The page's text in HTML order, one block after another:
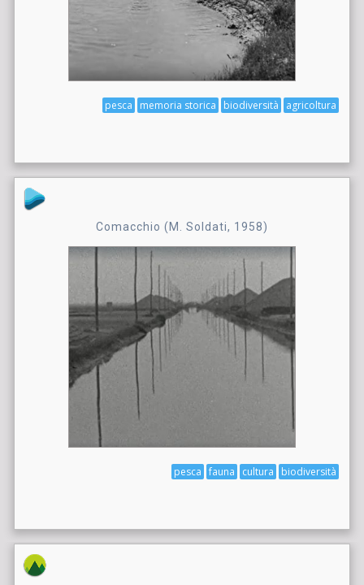
agricoltura
biodiversità
memoria storica
pesca
Comacchio (M. Soldati, 1958)
biodiversità
cultura
fauna
pesca